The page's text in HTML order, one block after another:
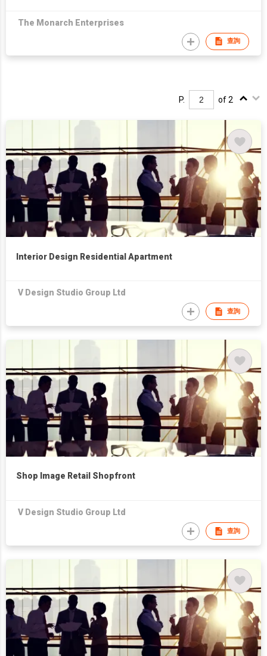
The Monarch Enterprises
查詢
P. of 2
Interior Design Residential Apartment
V Design Studio Group Ltd
查詢
Shop Image Retail Shopfront
V Design Studio Group Ltd
查詢